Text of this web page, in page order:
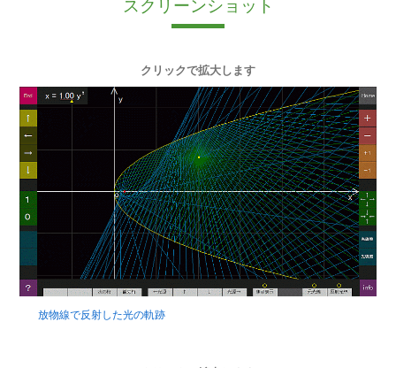
スクリーンショット
クリックで拡大します
放物線で反射した光の軌跡